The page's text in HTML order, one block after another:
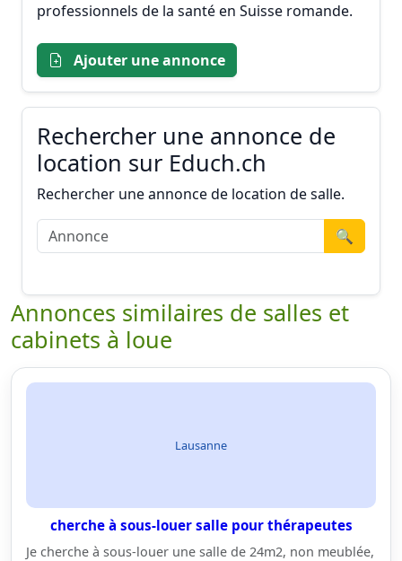
professionnels de la santé en Suisse romande.
Ajouter une annonce
Rechercher une annonce de
location sur Educh.ch
Rechercher une annonce de location de salle.
🔍
Annonces similaires de salles et
cabinets à loue
Lausanne
cherche à sous-louer salle pour thérapeutes
Je cherche à sous-louer une salle de 24m2, non meublée,